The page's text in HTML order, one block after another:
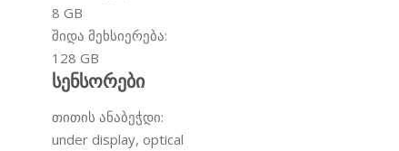
8 GB
შიდა მეხსიერება:
128 GB
სენსორები
თითის ანაბეჭდი:
under display, optical